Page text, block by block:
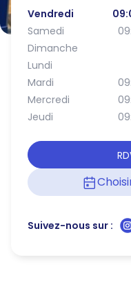
Vendredi
Samedi
Dimanche
Lundi
Mardi
Mercredi
Jeudi
Suivez-nous sur :